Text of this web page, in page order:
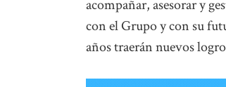
acompañar, asesorar y
con el Grupo y con su
años traerán nuevos